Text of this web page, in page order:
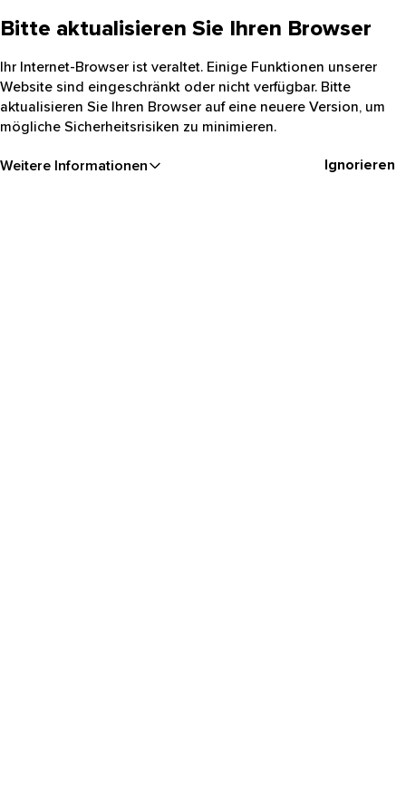
Bitte aktualisieren Sie Ihren Browser
Ihr Internet-Browser ist veraltet. Einige Funktionen unserer
Website sind eingeschränkt oder nicht verfügbar. Bitte
aktualisieren Sie Ihren Browser auf eine neuere Version, um
mögliche Sicherheitsrisiken zu minimieren.
Weitere Informationen Ignorieren